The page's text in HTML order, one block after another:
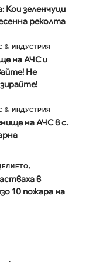
Кои зеленчуци
реколта
& ИНДУСТРИЯ
на АЧС и
Не
& ИНДУСТРИЯ
на АЧС в с.
в
10 пожара на